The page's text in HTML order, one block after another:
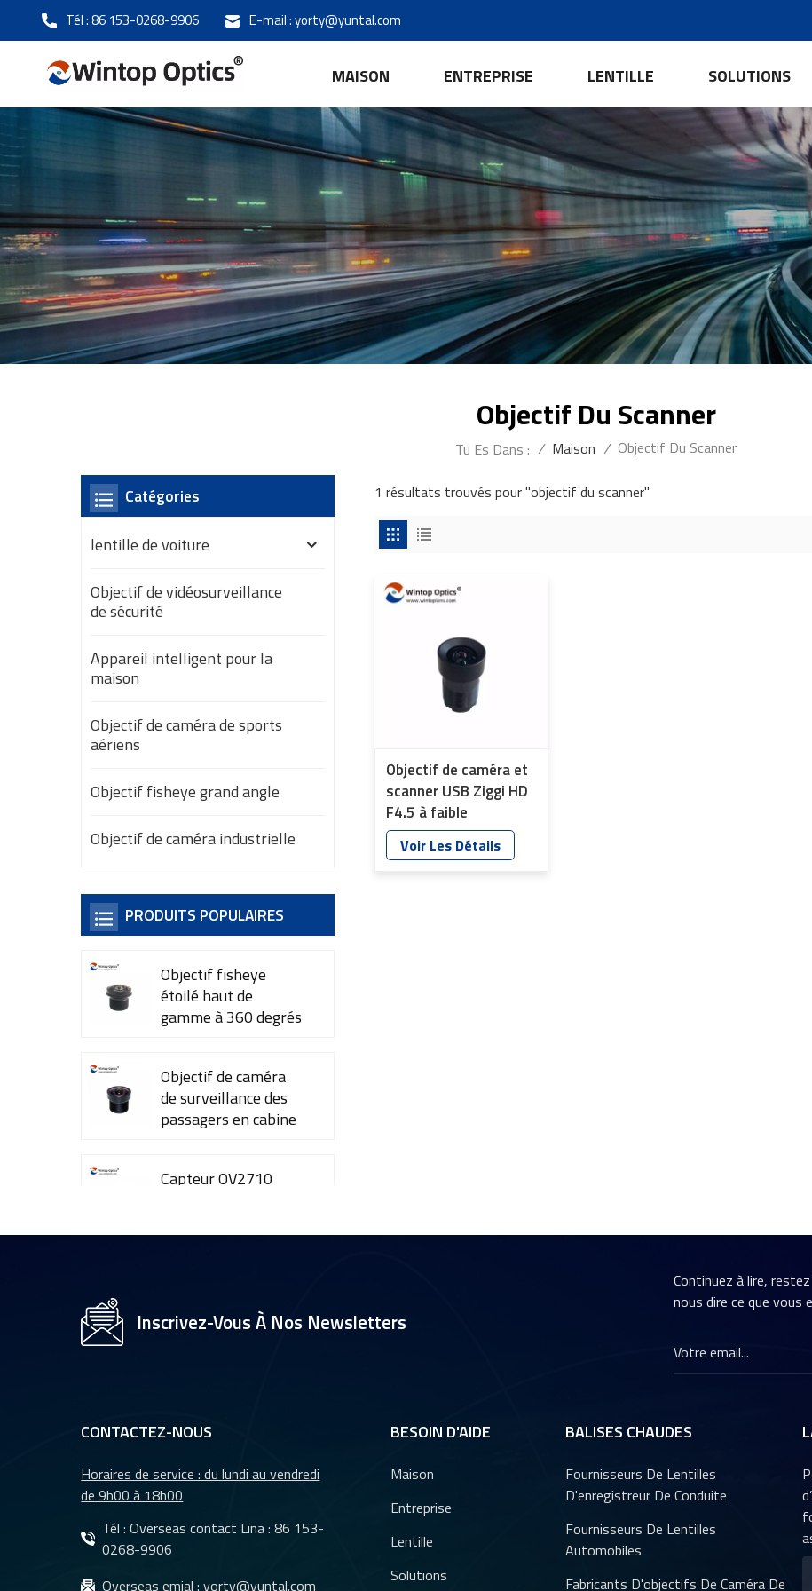
Tél :86 153-0268-9906 E-mail :yorty@yuntal.com
MAISON ENTREPRISE LENTILLE SOLUTIONS
Objectif Du Scanner
Tu Es Dans : / Maison / Objectif Du Scanner
1 résultats trouvés pour "objectif du scanner"
Objectif de caméra et
scanner USB Ziggi HD
F4.5 à faible
distorsion et haute
transmission YT-
Voir Les Détails
Catégories
lentille de voiture
Objectif de vidéosurveillance
de sécurité
Appareil intelligent pour la
maison
Objectif de caméra de sports
aériens
Objectif fisheye grand angle
Objectif de caméra industrielle
PRODUITS POPULAIRES
Objectif fisheye
étoilé haut de
gamme à 360 degrés
Objectif de caméra
de surveillance des
passagers en cabine
Capteur OV2710
objectifs 35 mm YT-
résolution 4K
nocturne pour
Objectifs DMS et
CMS pour système
de caméra de
surveillance de
Objectifs
Inscrivez-Vous À Nos Newsletters
Continuez à lire,
nous dire ce que vous
CONTACTEZ-NOUS
Horaires de service : du lundi au vendredi
de 9h00 à 18h00
Tél : Overseas contact Lina :86 153-
0268-9906
Overseas emial :yorty@yuntal.com
BESOIN D'AIDE
Maison
Entreprise
Lentille
Solutions
BALISES CHAUDES
Fournisseurs De Lentilles
D'enregistreur De Conduite
Fournisseurs De Lentilles
Automobiles
Fabricants D'objectifs De Caméra De